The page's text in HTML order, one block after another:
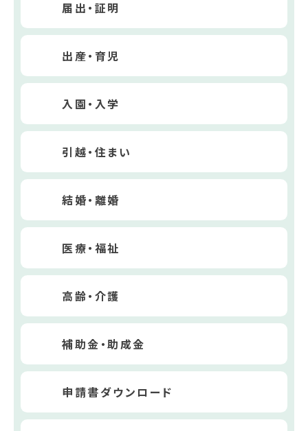
届出・証明
出産・育児
入園・入学
引越・住まい
結婚・離婚
医療・福祉
高齢・介護
補助金・助成金
申請書ダウンロード